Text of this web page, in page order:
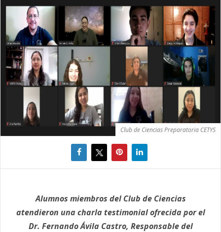
Club de Ciencias Preparatoria CETYS
Alumnos miembros del Club de Ciencias
atendieron una charla testimonial ofrecida por el
Dr. Fernando Ávila Castro, Responsable del